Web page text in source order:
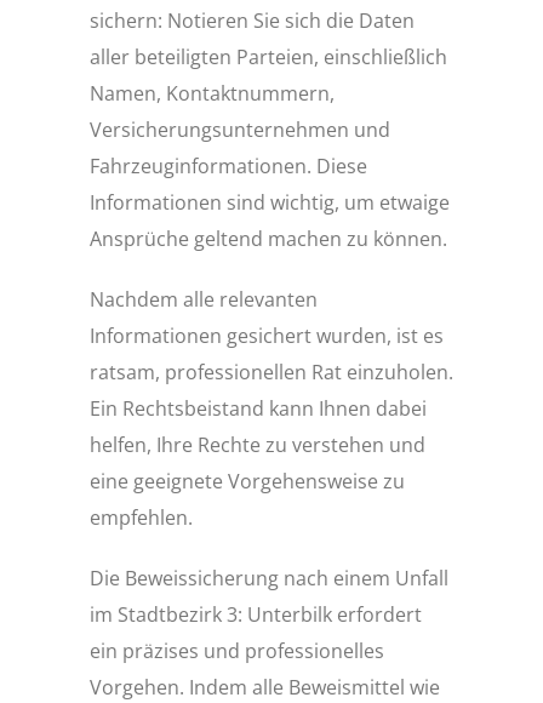
sichern: Notieren Sie sich die Daten
aller beteiligten Parteien, einschließlich
Namen, Kontaktnummern,
Versicherungsunternehmen und
Fahrzeuginformationen. Diese
Informationen sind wichtig, um etwaige
Ansprüche geltend machen zu können.
Nachdem alle relevanten
Informationen gesichert wurden, ist es
ratsam, professionellen Rat einzuholen.
Ein Rechtsbeistand kann Ihnen dabei
helfen, Ihre Rechte zu verstehen und
eine geeignete Vorgehensweise zu
empfehlen.
Die Beweissicherung nach einem Unfall
im Stadtbezirk 3: Unterbilk erfordert
ein präzises und professionelles
Vorgehen. Indem alle Beweismittel wie